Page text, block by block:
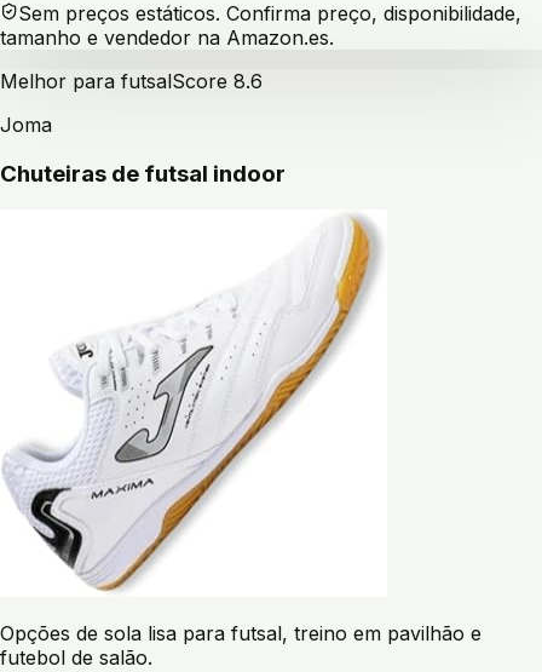
Sem preços estáticos. Confirma preço, disponibilidade,
tamanho e vendedor na Amazon.es.
Melhor para futsalScore 8.6
Joma
Chuteiras de futsal indoor
Opções de sola lisa para futsal, treino em pavilhão e
futebol de salão.